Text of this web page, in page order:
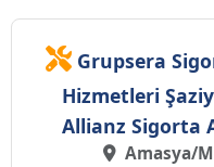
Grupsera
Hizmetleri
Allianz Sigorta
Amasya/